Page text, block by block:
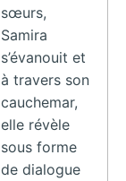
sœurs,
Samira
s’évanouit et
à travers son
cauchemar,
elle révèle
sous forme
de dialogue